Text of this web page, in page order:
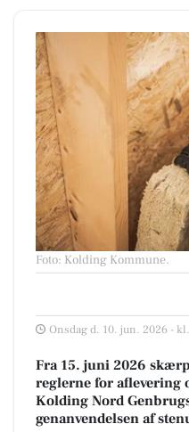
Foto: Kolding Kommune.
Onsdag d. 10. jun. 2026 -
Fra 15. juni 2026
reglerne for aflevering
Kolding Nord
genanvendelsen af